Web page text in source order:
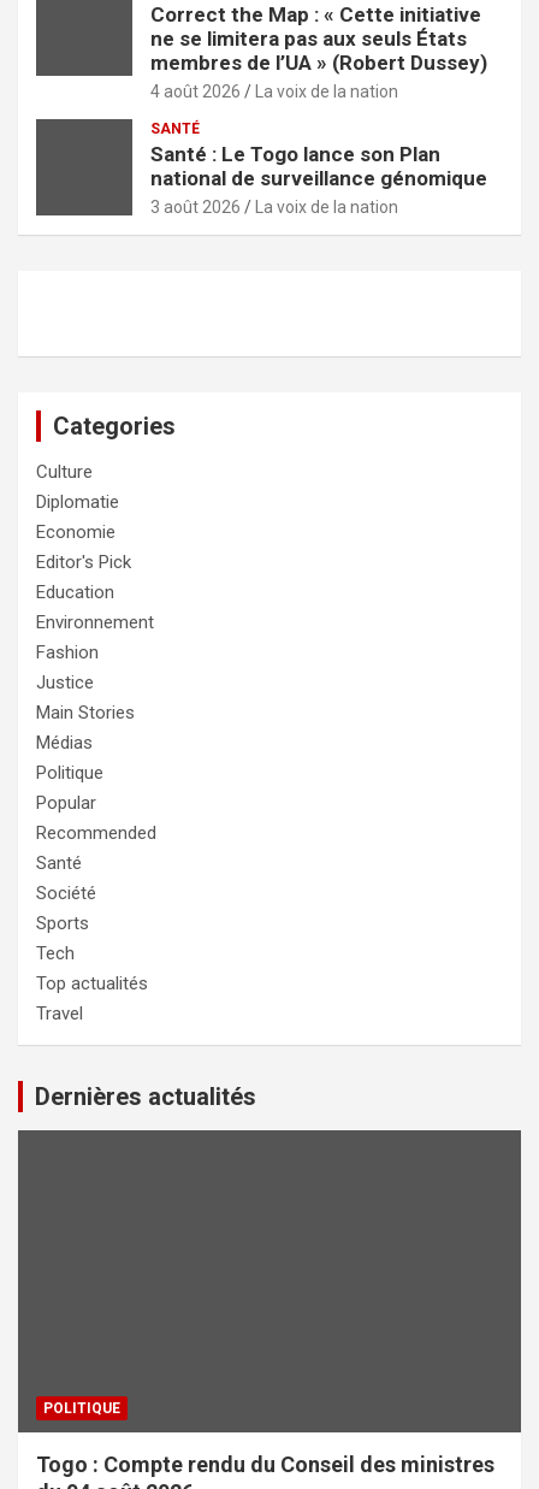
Correct the Map : « Cette initiative
ne se limitera pas aux seuls États
membres de l’UA » (Robert Dussey)
4 août 2026 La voix de la nation
SANTÉ
Santé : Le Togo lance son Plan
national de surveillance génomique
3 août 2026 La voix de la nation
Categories
Culture
Diplomatie
Economie
Editor's Pick
Education
Environnement
Fashion
Justice
Main Stories
Médias
Politique
Popular
Recommended
Santé
Société
Sports
Tech
Top actualités
Travel
Dernières actualités
POLITIQUE
Togo : Compte rendu du Conseil des ministres